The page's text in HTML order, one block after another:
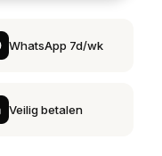
WhatsApp 7d/wk
Veilig betalen